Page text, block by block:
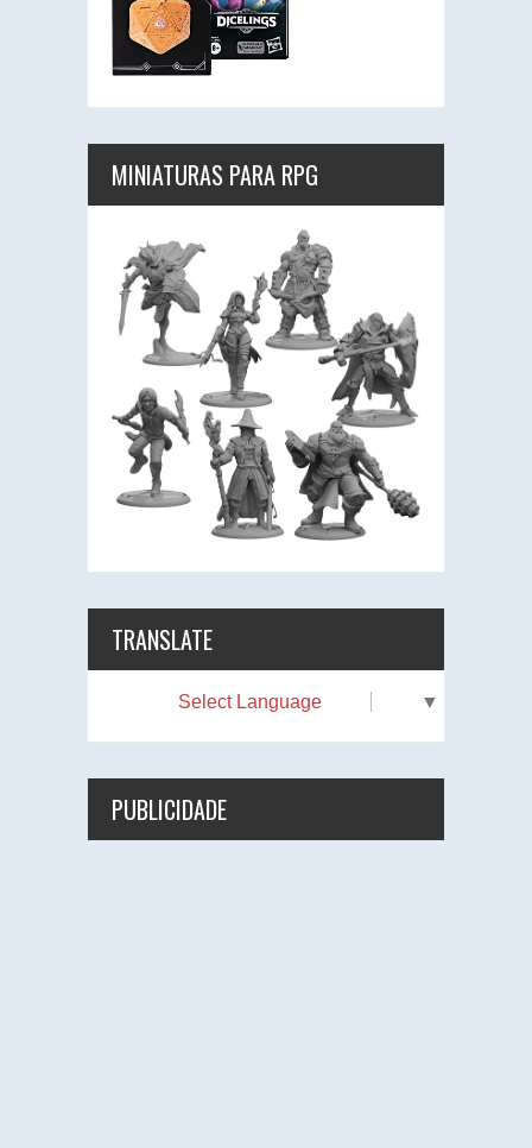
MINIATURAS PARA RPG
TRANSLATE
Select Language ▼
PUBLICIDADE